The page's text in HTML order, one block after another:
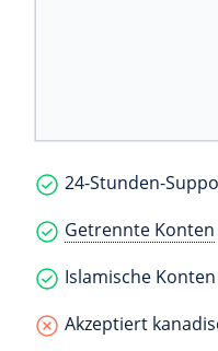
24-Stunden-
Getrennte Konten
Islamische Konten
Akzeptiert